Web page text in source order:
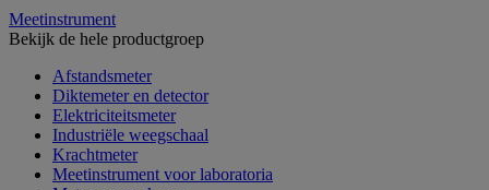
Meetinstrument
Bekijk de hele productgroep
Afstandsmeter
Diktemeter en detector
Elektriciteitsmeter
Industriële weegschaal
Krachtmeter
Meetinstrument voor laboratoria